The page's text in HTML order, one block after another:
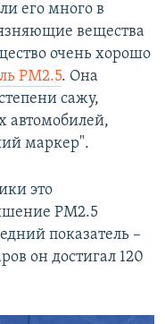
его много в
вещества
очень хорошо
РМ2.5. Она
сажу,
автомобилей,
маркер".
это
РМ2.5
показатель –
он достигал 120